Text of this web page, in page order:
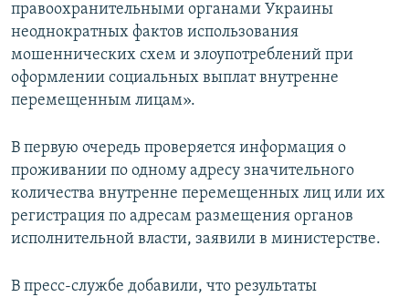
правоохранительными органами Украины
неоднократных фактов использования
мошеннических схем и злоупотреблений при
оформлении социальных выплат внутренне
перемещенным лицам».
В первую очередь проверяется информация о
проживании по одному адресу значительного
количества внутренне перемещенных лиц или их
регистрация по адресам размещения органов
исполнительной власти, заявили в министерстве.
В пресс-службе добавили, что результаты